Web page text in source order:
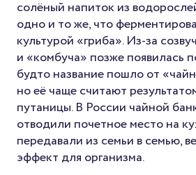
солёный напиток из
одно и то же, что
культурой «гриба». Из-за
и «комбуча» позже появилась
будто название пошло от
но её чаще считают
путаницы. В России чайной
отводили почетное место на
передавали из семьи в семью,
эффект для организма.